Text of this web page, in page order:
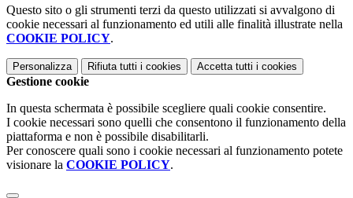
Questo sito o gli strumenti terzi da questo utilizzati si avvalgono di
cookie necessari al funzionamento ed utili alle finalità illustrate nella
COOKIE POLICY.
Personalizza Rifiuta tutti i cookies Accetta tutti i cookies
Gestione cookie
In questa schermata è possibile scegliere quali cookie consentire.
I cookie necessari sono quelli che consentono il funzionamento della
piattaforma e non è possibile disabilitarli.
Per conoscere quali sono i cookie necessari al funzionamento potete
visionare la COOKIE POLICY.